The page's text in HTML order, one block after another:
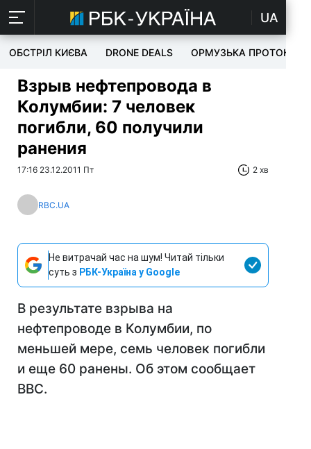
UA
ОБСТРІЛ КИЄВА DRONE DEALS ОРМУЗЬКА ПРОТОКА
Взрыв нефтепровода в
Колумбии: 7 человек
погибли, 60 получили
ранения
17:16 23.12.2011 Пт 2 хв
RBC.UA
Не витрачай час на шум! Читай тільки
суть з РБК-Україна у Google
В результате взрыва на
нефтепроводе в Колумбии, по
меньшей мере, семь человек погибли
и еще 60 ранены. Об этом сообщает
BBC.